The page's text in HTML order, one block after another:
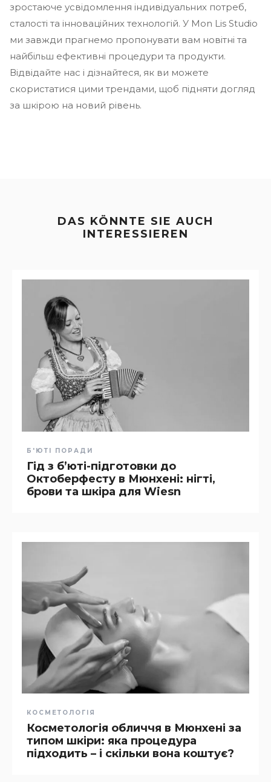
зростаюче усвідомлення індивідуальних потреб,
сталості та інноваційних технологій. У Mon Lis Studio
ми завжди прагнемо пропонувати вам новітні та
найбільш ефективні процедури та продукти.
Відвідайте нас і дізнайтеся, як ви можете
скористатися цими трендами, щоб підняти догляд
за шкірою на новий рівень.
DAS KÖNNTE SIE AUCH
INTERESSIEREN
Б'ЮТІ ПОРАДИ
Гід з бʼюті-підготовки до
Октоберфесту в Мюнхені: нігті,
брови та шкіра для Wiesn
КОСМЕТОЛОГІЯ
Косметологія обличчя в Мюнхені за
типом шкіри: яка процедура
підходить – і скільки вона коштує?